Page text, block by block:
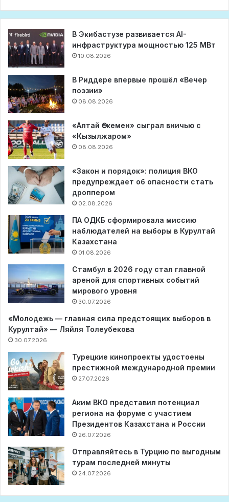
В Экибастузе развивается AI-
инфраструктура мощностью 125 МВт
10.08.2026
В Риддере впервые прошёл «Вечер
поэзии»
08.08.2026
«Алтай Өскемен» сыграл вничью с
«Кызылжаром»
08.08.2026
«Закон и порядок»: полиция ВКО
предупреждает об опасности стать
дроппером
02.08.2026
ПА ОДКБ сформировала миссию
наблюдателей на выборы в Курултай
Казахстана
01.08.2026
Стамбул в 2026 году стал главной
ареной для спортивных событий
мирового уровня
30.07.2026
«Молодежь — главная сила предстоящих выборов в
Курултай» — Ляйля Толеубекова
30.07.2026
Турецкие кинопроекты удостоены
престижной международной премии
27.07.2026
Аким ВКО представил потенциал
региона на форуме с участием
Президентов Казахстана и России
26.07.2026
Отправляйтесь в Турцию по выгодным
турам последней минуты
24.07.2026